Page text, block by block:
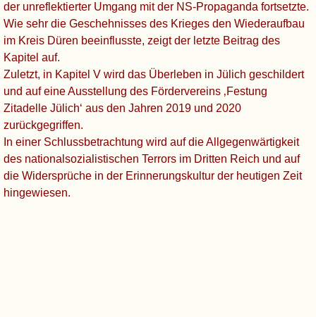
der unreflektierter Umgang mit der NS-Propaganda fortsetzte.
Wie sehr die Geschehnisses des Krieges den Wiederaufbau
im Kreis Düren beeinflusste, zeigt der letzte Beitrag des
Kapitel auf.
Zuletzt, in Kapitel V wird das Überleben in Jülich geschildert
und auf eine Ausstellung des Fördervereins ‚Festung
Zitadelle Jülich‘ aus den Jahren 2019 und 2020
zurückgegriffen.
In einer Schlussbetrachtung wird auf die Allgegenwärtigkeit
des nationalsozialistischen Terrors im Dritten Reich und auf
die Widersprüche in der Erinnerungskultur der heutigen Zeit
hingewiesen.